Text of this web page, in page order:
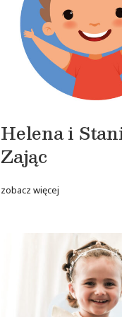
Helena i
Zając
zobacz więcej